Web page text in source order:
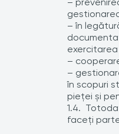
– în
–
–
în scopuri
pieţei şi
1.4.
faceți